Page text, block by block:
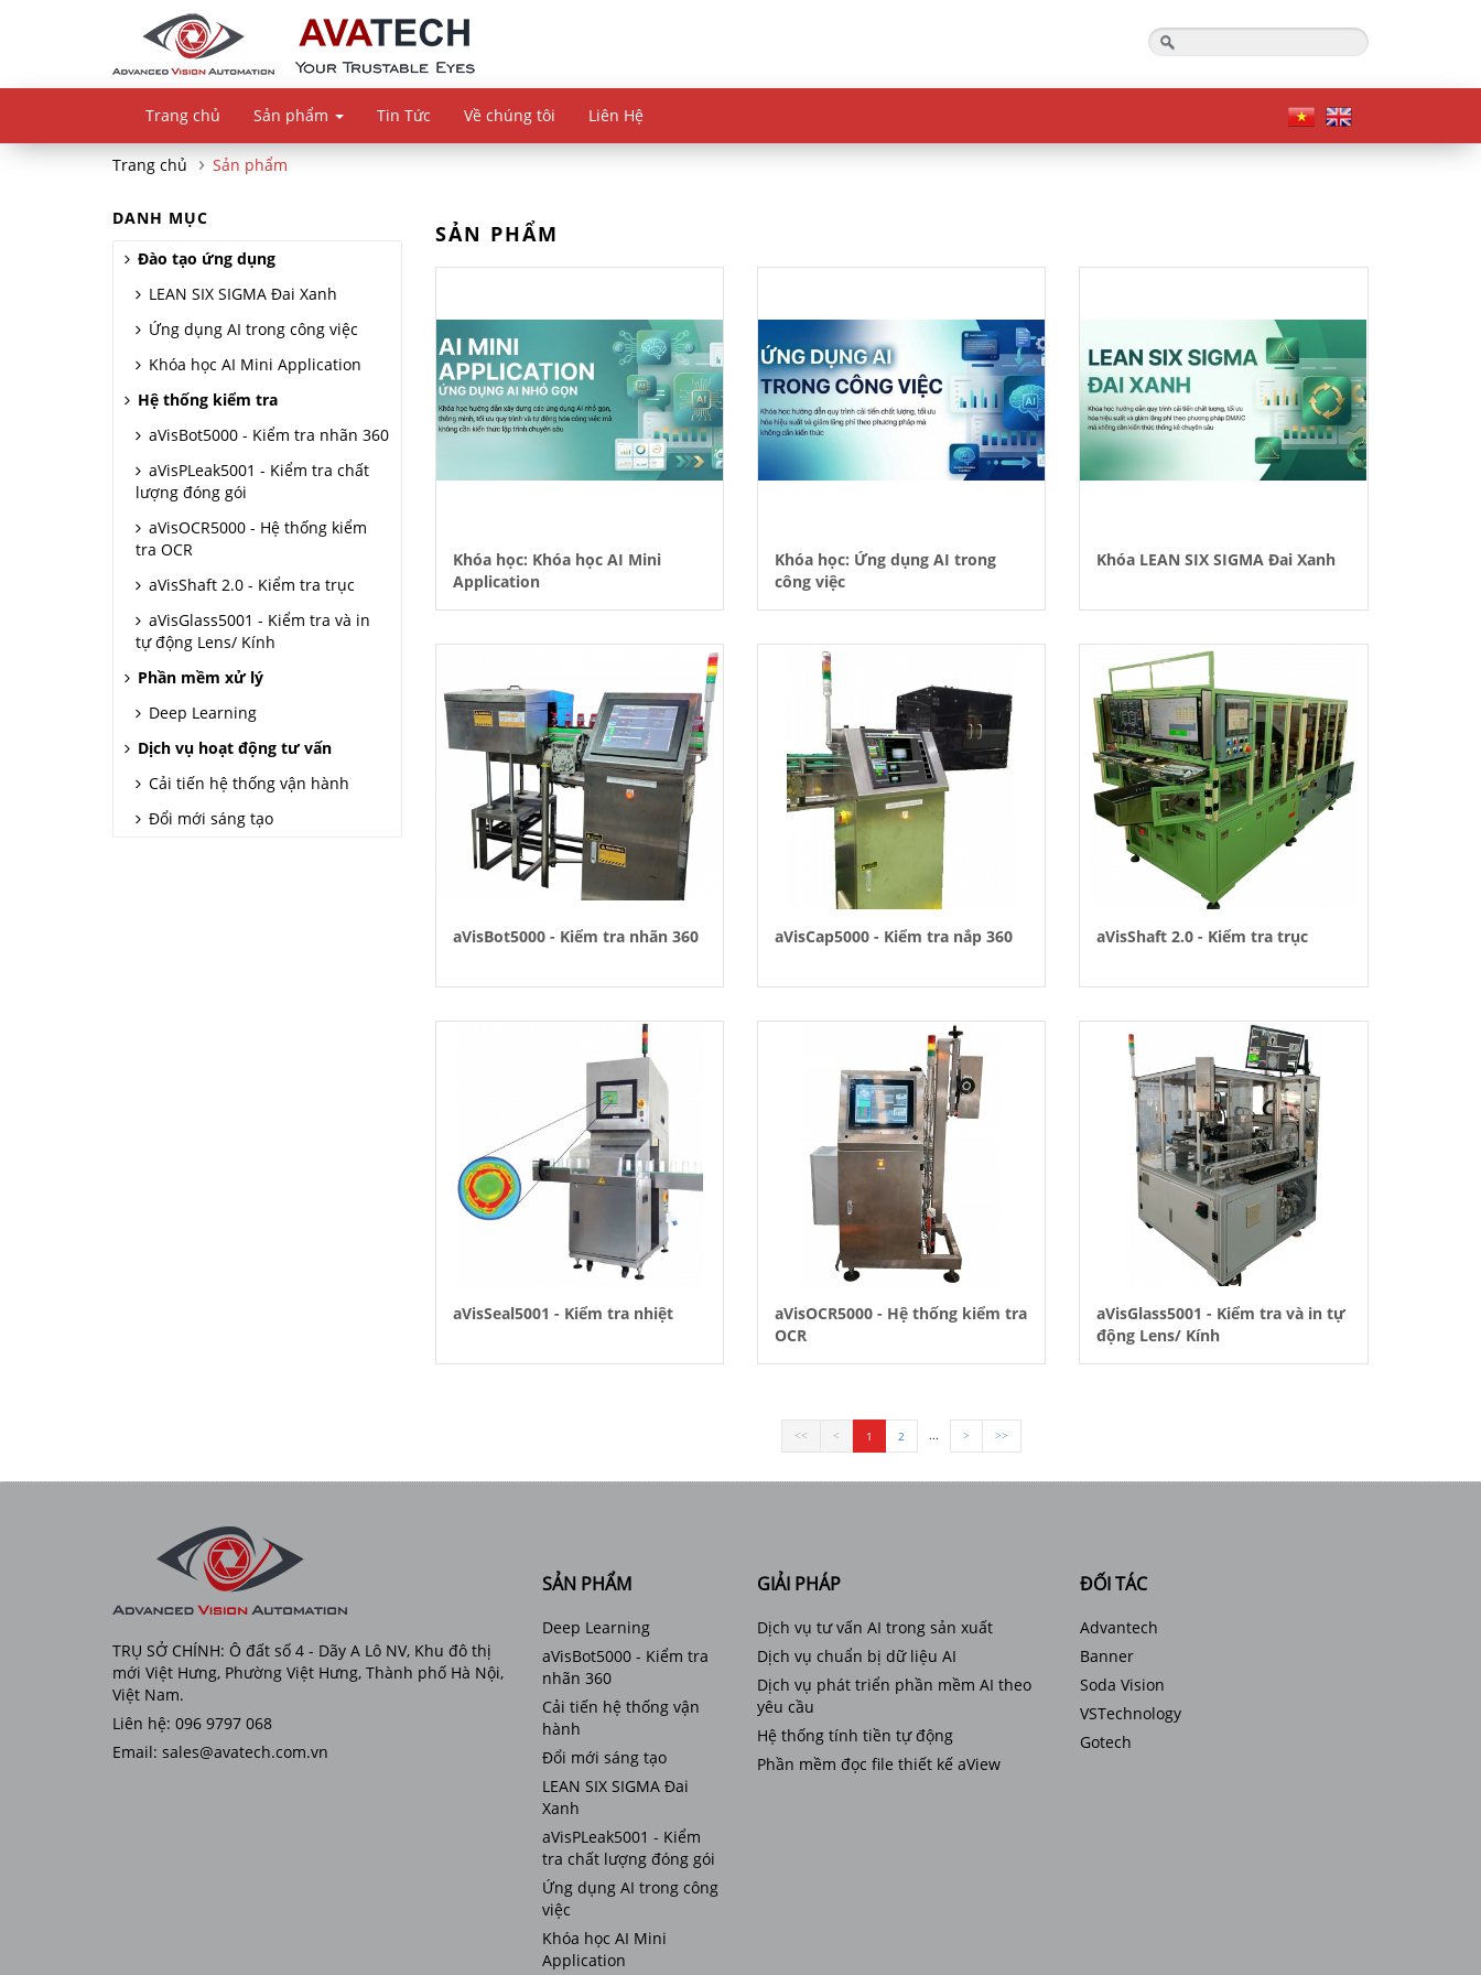
Trang chủ Sản phẩm Tin Tức Về chúng tôi Liên Hệ
Trang chủ Sản phẩm
SẢN PHẨM
Khóa học: Khóa học AI Mini
Application
Khóa học: Ứng dụng AI trong
công việc
Khóa LEAN SIX SIGMA Đai Xanh
aVisBot5000 - Kiểm tra nhãn 360 aVisCap5000 - Kiểm tra nắp 360 aVisShaft 2.0 - Kiểm tra trục
aVisSeal5001 - Kiểm tra nhiệt
aVisOCR5000 - Hệ thống kiểm tra
OCR
aVisGlass5001 - Kiểm tra và in tự
động Lens/ Kính
<< < 1 2 ... > >>
DANH MỤC
Đào tạo ứng dụng
LEAN SIX SIGMA Đai Xanh
Ứng dụng AI trong công việc
Khóa học AI Mini Application
Hệ thống kiểm tra
aVisBot5000 - Kiểm tra nhãn 360
aVisPLeak5001 - Kiểm tra chất
lượng đóng gói
aVisOCR5000 - Hệ thống kiểm
tra OCR
aVisShaft 2.0 - Kiểm tra trục
aVisGlass5001 - Kiểm tra và in
tự động Lens/ Kính
Phần mềm xử lý
Deep Learning
Dịch vụ hoạt động tư vấn
Cải tiến hệ thống vận hành
Đổi mới sáng tạo
TRỤ SỞ CHÍNH: Ô đất số 4 - Dãy A Lô NV, Khu đô thị
mới Việt Hưng, Phường Việt Hưng, Thành phố Hà Nội,
Việt Nam.
Liên hệ: 096 9797 068
Email: sales@avatech.com.vn
SẢN PHẨM
Deep Learning
aVisBot5000 - Kiểm tra
nhãn 360
Cải tiến hệ thống vận
hành
Đổi mới sáng tạo
LEAN SIX SIGMA Đai
Xanh
aVisPLeak5001 - Kiểm
tra chất lượng đóng gói
Ứng dụng AI trong công
việc
Khóa học AI Mini
Application
GIẢI PHÁP
Dịch vụ tư vấn AI trong sản xuất
Dịch vụ chuẩn bị dữ liệu AI
Dịch vụ phát triển phần mềm AI theo
yêu cầu
Hệ thống tính tiền tự động
Phần mềm đọc file thiết kế aView
ĐỐI TÁC
Advantech
Banner
Soda Vision
VSTechnology
Gotech